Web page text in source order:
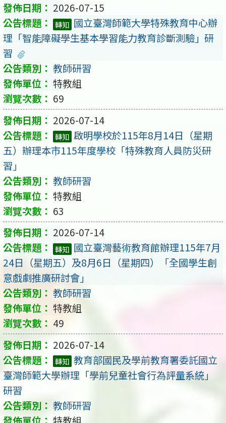
2026-07-15
轉知 國立臺灣師範大學特殊教育中心辦
理「智能障礙學生基本學習能力教育診斷測驗」研
習
教師研習
特教組
69
2026-07-14
轉知 啟明學校於115年8月14日（星期
五）辦理本市115年度學校「特殊教育人員防災研
習」
教師研習
特教組
63
2026-07-14
轉知 國立臺灣藝術教育館辦理115年7月
24日（星期五）及8月6日（星期四）「全國學生創
意戲劇推廣研討會」
教師研習
特教組
49
2026-07-14
轉知 教育部國民及學前教育署委託國立
臺灣師範大學辦理「學前兒童社會行為評量系統」
研習
教師研習